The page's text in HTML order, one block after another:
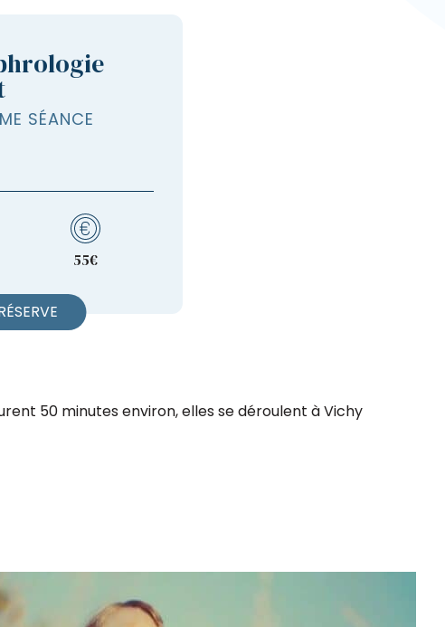
SÉANCE
55€
50 minutes environ, elles se déroulent à Vichy